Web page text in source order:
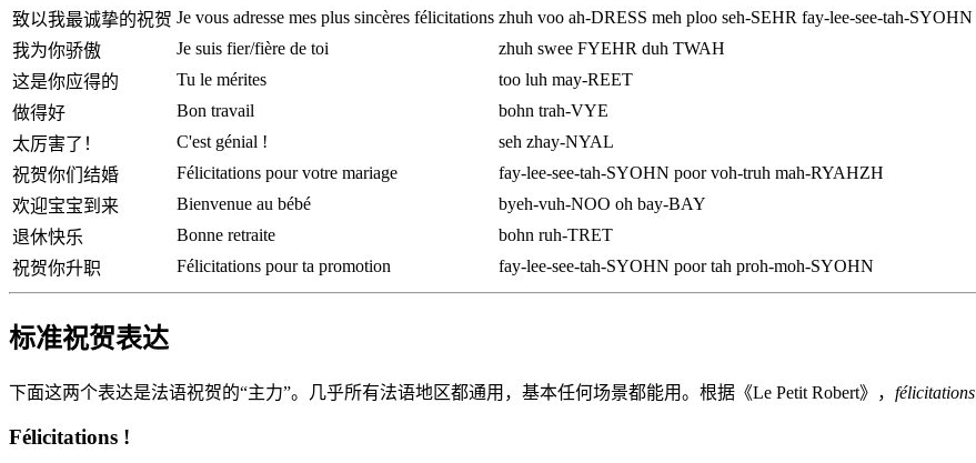
致以我最诚挚的祝贺 Je vous adresse mes plus sincères félicitations zhuh voo ah-DRESS meh ploo seh-SEHR fay-lee-see-tah-SYOHN
我为你骄傲
Je suis fier/fière de toi zhuh swee FYEHR duh TWAH
这是你应得的
Tu le mérites too luh may-REET
做得好
Bon travail bohn trah-VYE
太厉害了！
C'est génial ! seh zhay-NYAL
祝贺你们结婚
Félicitations pour votre mariage fay-lee-see-tah-SYOHN poor voh-truh mah-RYAHZH
欢迎宝宝到来
Bienvenue au bébé byeh-vuh-NOO oh bay-BAY
退休快乐
Bonne retraite bohn ruh-TRET
祝贺你升职
Félicitations pour ta promotion fay-lee-see-tah-SYOHN poor tah proh-moh-SYOHN
标准祝贺表达
下面这两个表达是法语祝贺的“主力”。几乎所有法语地区都通用，基本任何场景都能用。根据《Le Petit Robert》， félicitations
Félicitations !